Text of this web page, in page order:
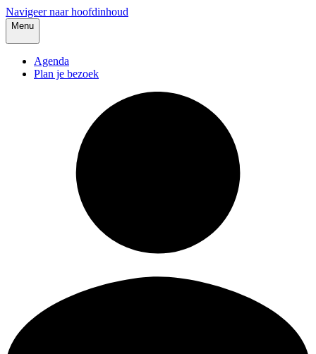
Navigeer naar hoofdinhoud
Menu
Agenda
Plan je bezoek